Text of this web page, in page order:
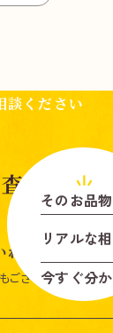
談ください
そのお品
リアルな
今すぐ分
定
いに査定いた
ざいます。